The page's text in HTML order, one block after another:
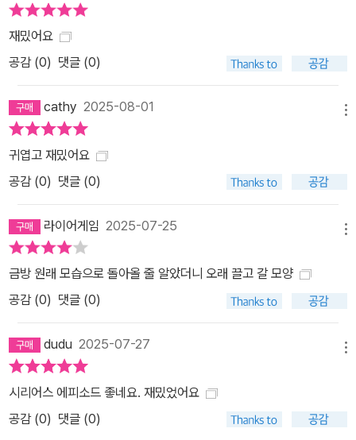
재밌어요
공감 (0) 댓글 (0)
cathy 2025-08-01
귀엽고 재밌어요
공감 (0) 댓글 (0)
라이어게임 2025-07-25
금방 원래 모습으로 돌아올 줄 알았더니 오래 끌고 갈 모양
공감 (0) 댓글 (0)
dudu 2025-07-27
시리어스 에피소드 좋네요. 재밌었어요
공감 (0) 댓글 (0)